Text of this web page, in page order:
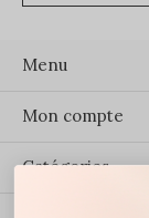
Menu
Mon compte
Catégories